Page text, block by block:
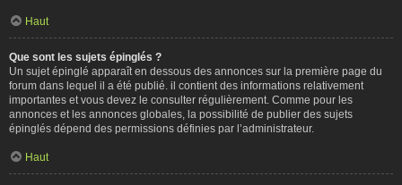
Haut
Que sont les sujets épinglés ?
Un sujet épinglé apparaît en dessous des annonces sur la première page du
forum dans lequel il a été publié. il contient des informations relativement
importantes et vous devez le consulter régulièrement. Comme pour les
annonces et les annonces globales, la possibilité de publier des sujets
épinglés dépend des permissions définies par l’administrateur.
Haut